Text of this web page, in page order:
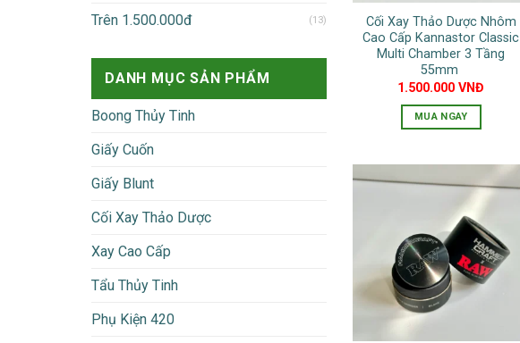
Trên 1.500.000đ (13)
DANH MỤC SẢN PHẨM
Boong Thủy Tinh
Giấy Cuốn
Giấy Blunt
Cối Xay Thảo Dược
Xay Cao Cấp
Tẩu Thủy Tinh
Phụ Kiện 420
Cối Xay Thảo Dược Nhôm
Cao Cấp Kannastor Classic
Multi Chamber 3 Tầng
55mm
1.500.000VNĐ
MUA NGAY